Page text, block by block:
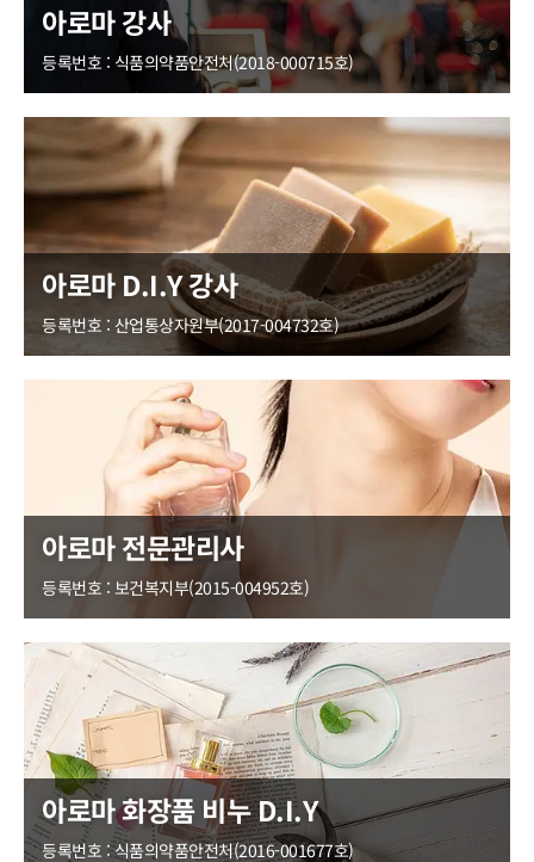
아로마 강사
등록번호 : 식품의약품안전처(2018-000715호)
아로마 D.I.Y 강사
등록번호 : 산업통상자원부(2017-004732호)
아로마 전문관리사
등록번호 : 보건복지부(2015-004952호)
아로마 화장품 비누 D.I.Y
등록번호 : 식품의약품안전처(2016-001677호)